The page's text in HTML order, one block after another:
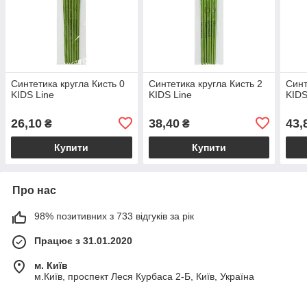
Синтетика кругла Кисть 0
KIDS Line
26,10 ₴
Купити
Синтетика кругла Кисть 2
KIDS Line
38,40₴
Купити
Про нас
98% позитивних з 733 відгуків за рік
Працює з 31.01.2020
м. Київ
м.Київ, проспект Леся Курбаса 2-Б, Київ, Україна